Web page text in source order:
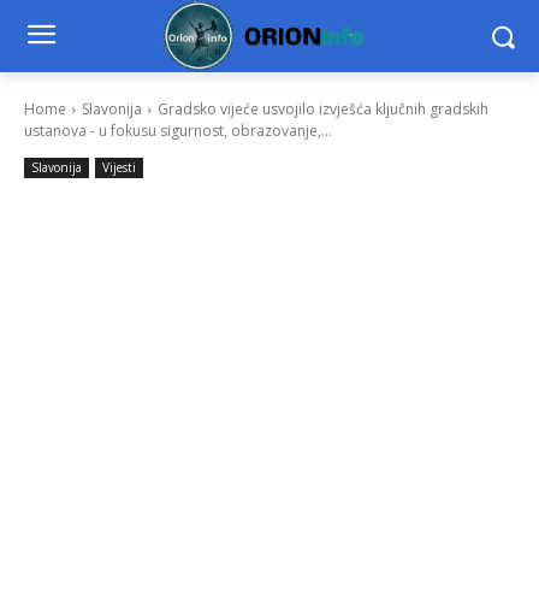
Home Slavonija
Gradsko vijeće usvojilo izvješća ključnih gradskih
ustanova - u fokusu sigurnost, obrazovanje,...
Slavonija Vijesti